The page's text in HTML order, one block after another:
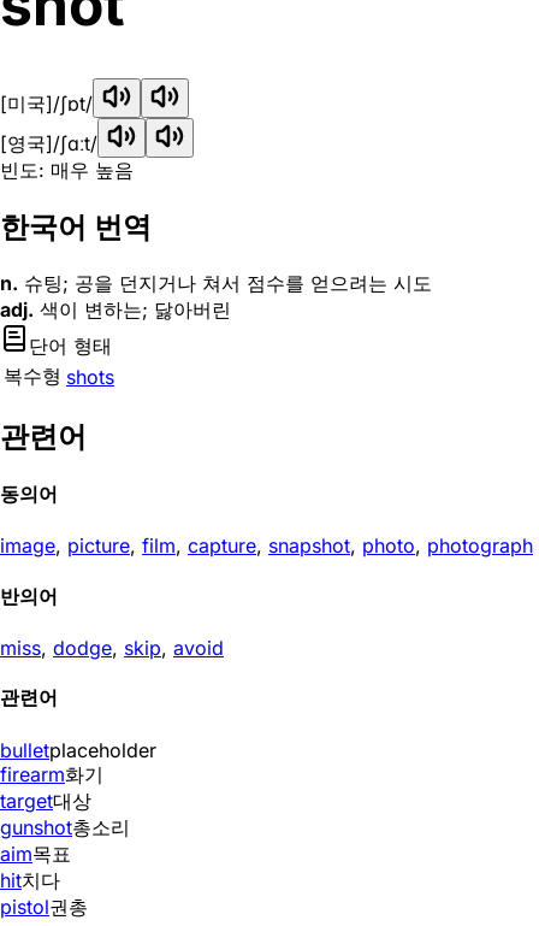
[미국]/ʃɒt/
[영국]/ʃɑːt/
빈도: 매우 높음
한국어 번역
n. 슈팅; 공을 던지거나 쳐서 점수를 얻으려는 시도
adj. 색이 변하는; 닳아버린
단어 형태
복수형 shots
관련어
동의어
image, picture, film, capture, snapshot, photo, photograph
반의어
miss, dodge, skip, avoid
관련어
bulletplaceholder
firearm화기
target대상
gunshot총소리
aim목표
hit치다
pistol권총